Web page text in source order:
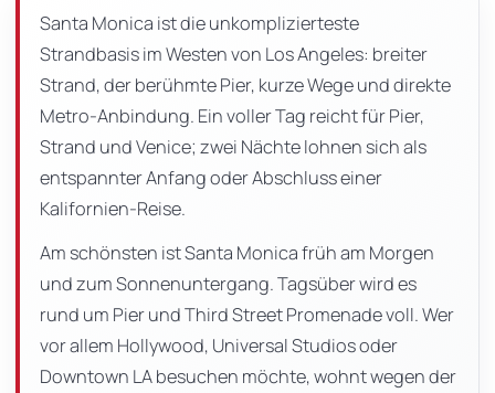
Seite
Santa Monica ist die unkomplizierteste
Strandbasis im Westen von Los Angeles: breiter
Strand, der berühmte Pier, kurze Wege und direkte
Metro-Anbindung. Ein voller Tag reicht für Pier,
Strand und Venice; zwei Nächte lohnen sich als
entspannter Anfang oder Abschluss einer
Kalifornien-Reise.
Am schönsten ist Santa Monica früh am Morgen
und zum Sonnenuntergang. Tagsüber wird es
rund um Pier und Third Street Promenade voll. Wer
vor allem Hollywood, Universal Studios oder
Downtown LA besuchen möchte, wohnt wegen der